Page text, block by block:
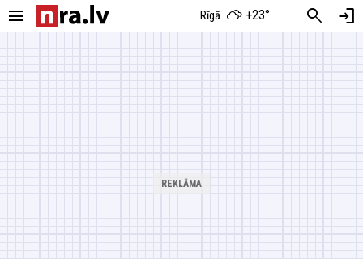
menu Rīgā +23° search login